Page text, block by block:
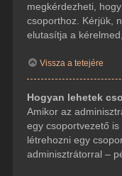
megkérdezheti,
csoporthoz. Kérjük,
elutasítja a
Vissza a tetejére
Hogyan lehetek
Amikor az
egy csoportvezető
létrehozni egy
adminisztrátorral –